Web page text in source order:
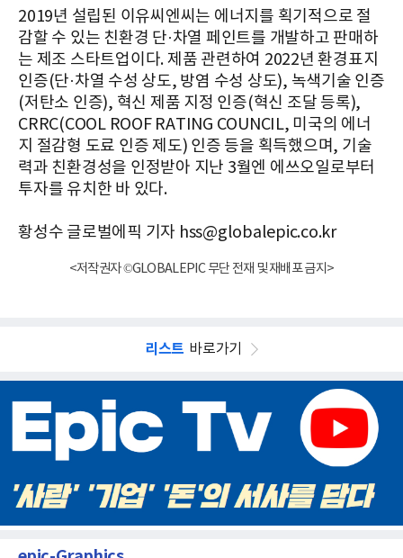
2019년 설립된 이유씨엔씨는 에너지를 획기적으로 절
감할 수 있는 친환경 단·차열 페인트를 개발하고 판매하
는 제조 스타트업이다. 제품 관련하여 2022년 환경표지
인증(단·차열 수성 상도, 방염 수성 상도), 녹색기술 인증
(저탄소 인증), 혁신 제품 지정 인증(혁신 조달 등록),
CRRC(COOL ROOF RATING COUNCIL, 미국의 에너
지 절감형 도료 인증 제도) 인증 등을 획득했으며, 기술
력과 친환경성을 인정받아 지난 3월엔 에쓰오일로부터
투자를 유치한 바 있다.
황성수 글로벌에픽 기자 hss@globalepic.co.kr
<저작권자 ©GLOBALEPIC 무단 전재 및 재배포 금지>
리스트 바로가기